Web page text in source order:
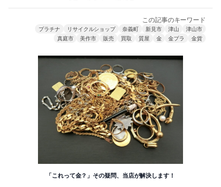
この記事のキーワード
プラチナ リサイクルショップ 奈義町 新見市 津山
津山市
真庭市
美作市 販売 買取 質屋 金 金プラ 金貨
「これって金？」その疑問、当店が解決します！